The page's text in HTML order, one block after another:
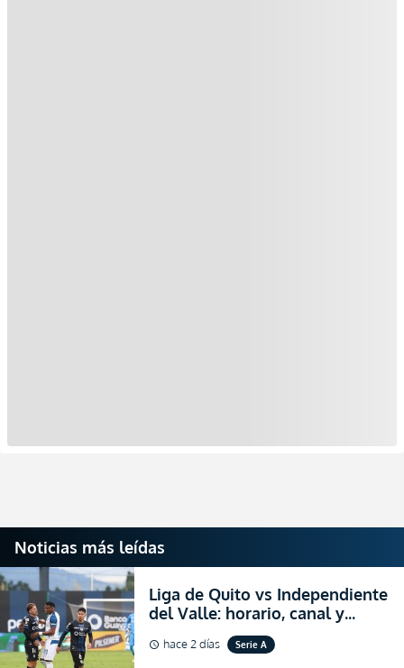
Noticias más leídas
Liga de Quito vs Independiente
del Valle: horario, canal y
dónde ver EN VIVO el
partidazo por la fecha 24 de la
schedule hace 2 días Serie A